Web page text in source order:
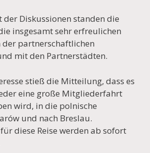
Diskussionen standen die
insgesamt sehr erfreulichen
der partnerschaftlichen
mit den Partnerstädten.
stieß die Mitteilung, dass es
eine große Mitgliederfahrt
wird, in die polnische
und nach Breslau.
diese Reise werden ab sofort